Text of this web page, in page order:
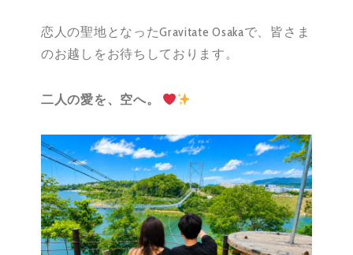
恋人の聖地となったGravitate Osakaで、皆さま
のお越しをお待ちしております。
二人の愛を、空へ。